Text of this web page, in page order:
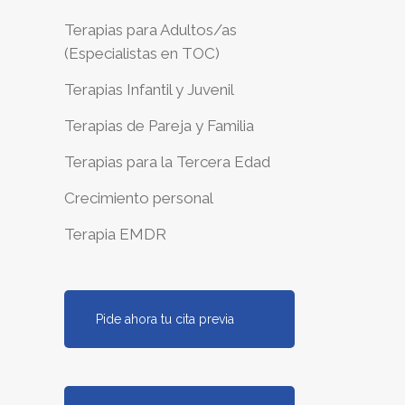
Terapias para Adultos/as
(Especialistas en TOC)
Terapias Infantil y Juvenil
Terapias de Pareja y Familia
Terapias para la Tercera Edad
Crecimiento personal
Terapia EMDR
Pide ahora tu cita previa